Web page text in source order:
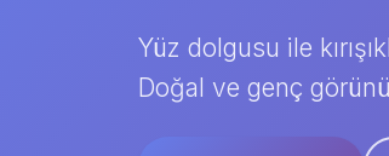
Yüz dolgusu ile
Doğal ve genç